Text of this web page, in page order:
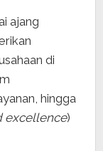
ajang
di
hingga
excellence)